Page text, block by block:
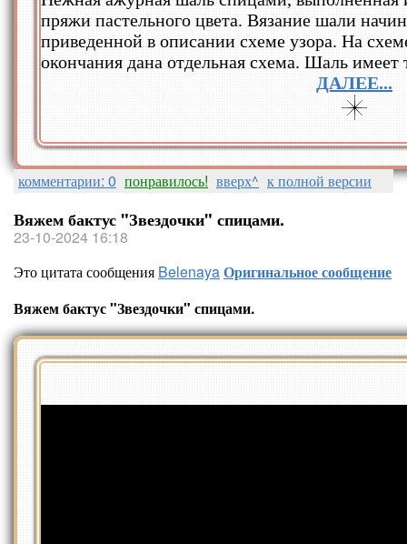
пряжи пастельного цвета. Вязание шали
приведенной в описании схеме узора. На
окончания дана отдельная схема. Шаль
ДАЛЕЕ...
комментарии: 0 понравилось! вверх^ к полной версии
Вяжем бактус "Звездочки" спицами.
23-10-2024 16:18
Это цитата сообщения BelenayaОригинальное сообщение
Вяжем бактус "Звездочки" спицами.